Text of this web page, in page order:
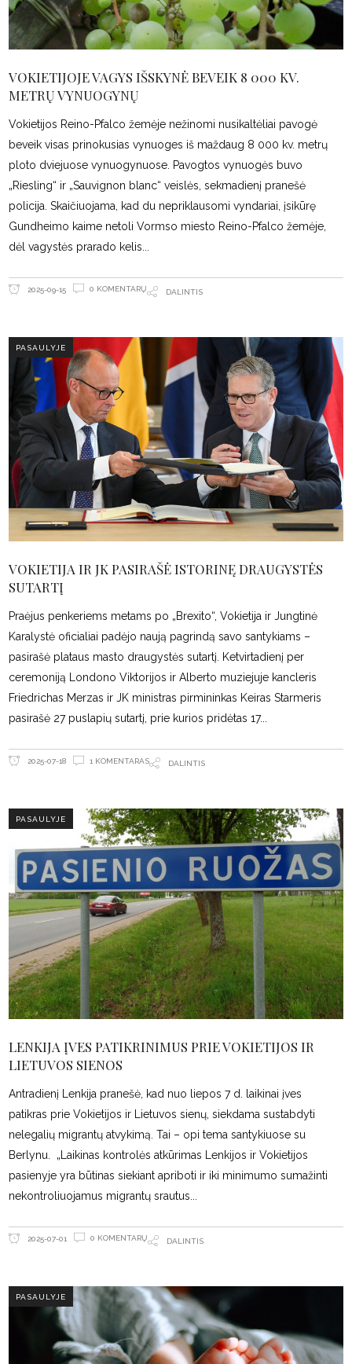
VOKIETIJOJE VAGYS IŠSKYNĖ BEVEIK 8 000 KV.
METRŲ VYNUOGYNŲ
Vokietijos Reino-Pfalco žemėje nežinomi nusikaltėliai pavogė
beveik visas prinokusias vynuoges iš maždaug 8 000 kv. metrų
ploto dviejuose vynuogynuose. Pavogtos vynuogės buvo
„Riesling“ ir „Sauvignon blanc“ veislės, sekmadienį pranešė
policija. Skaičiuojama, kad du nepriklausomi vyndariai, įsikūrę
Gundheimo kaime netoli Vormso miesto Reino-Pfalco žemėje,
dėl vagystės prarado kelis
2025-09-15 0 KOMENTARŲ DALINTIS
PASAULYJE
VOKIETIJA IR JK PASIRAŠĖ ISTORINĘ DRAUGYSTĖS
SUTARTĮ
Praėjus penkeriems metams po „Brexito“, Vokietija ir Jungtinė
Karalystė oficialiai padėjo naują pagrindą savo santykiams –
pasirašė plataus masto draugystės sutartį. Ketvirtadienį per
ceremoniją Londono Viktorijos ir Alberto muziejuje kancleris
Friedrichas Merzas ir JK ministras pirmininkas Keiras Starmeris
pasirašė 27 puslapių sutartį, prie kurios pridėtas 17
2025-07-18 1 KOMENTARAS DALINTIS
PASAULYJE
LENKIJA ĮVES PATIKRINIMUS PRIE VOKIETIJOS IR
LIETUVOS SIENOS
Antradienį Lenkija pranešė, kad nuo liepos 7 d. laikinai įves
patikras prie Vokietijos ir Lietuvos sienų, siekdama sustabdyti
nelegalių migrantų atvykimą. Tai – opi tema santykiuose su
Berlynu. „Laikinas kontrolės atkūrimas Lenkijos ir Vokietijos
pasienyje yra būtinas siekiant apriboti ir iki minimumo sumažinti
nekontroliuojamus migrantų srautus
2025-07-01 0 KOMENTARŲ DALINTIS
PASAULYJE